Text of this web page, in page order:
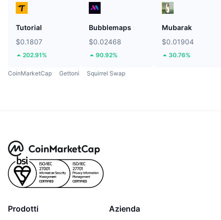
Tutorial
$0.1807
202.91%
Bubblemaps
$0.02468
90.92%
Mubarak
$0.01904
30.76%
CoinMarketCap Gettoni Squirrel Swap
Prodotti Azienda